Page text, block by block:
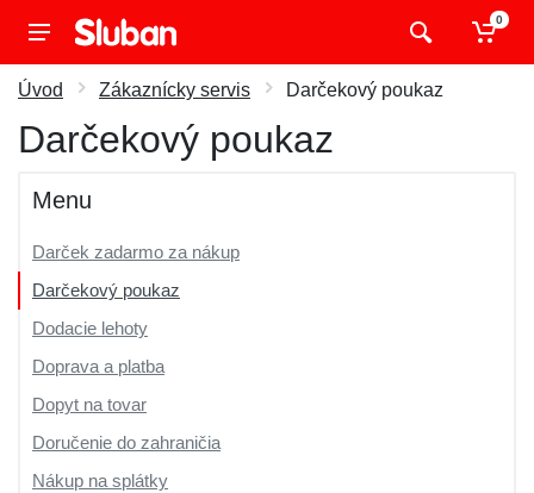
0
Úvod Zákaznícky servis Darčekový poukaz
Darčekový poukaz
Menu
Darček zadarmo za nákup
Darčekový poukaz
Dodacie lehoty
Doprava a platba
Dopyt na tovar
Doručenie do zahraničia
Nákup na splátky